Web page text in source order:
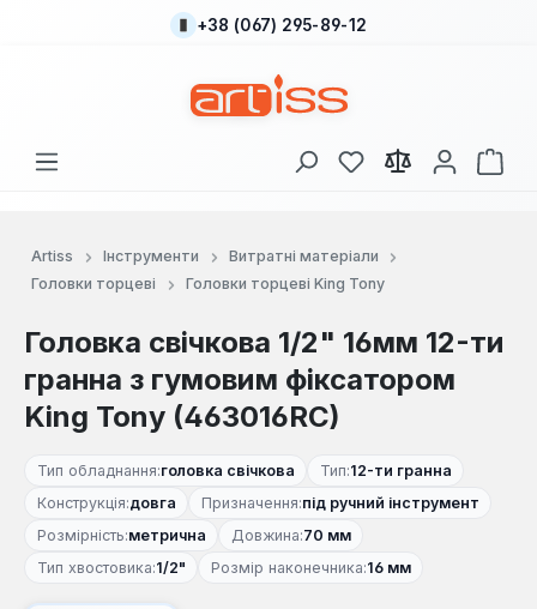
Перейти до основного вмісту
+38 (067) 295-89-12
У вас є 0 у списку
Artiss Інструменти
Витратні матеріали
Головки торцеві
Головки торцеві King Tony
Головка свічкова 1/2" 16мм 12-ти
гранна з гумовим фіксатором
King Tony (463016RC)
Тип обладнання:головка свічкова Тип:12-ти гранна
Конструкція:довга Призначення:під ручний інструмент
Розмірність:метрична Довжина:70 мм
Тип хвостовика:1/2" Розмір наконечника:16 мм